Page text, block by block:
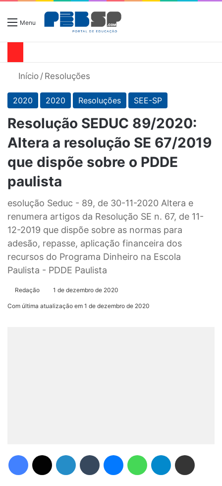
Menu
Início / Resoluções
2020 2020 Resoluções SEE-SP
Resolução SEDUC 89/2020:
Altera a resolução SE 67/2019
que dispõe sobre o PDDE
paulista
esolução Seduc - 89, de 30-11-2020 Altera e
renumera artigos da Resolução SE n. 67, de 11-
12-2019 que dispõe sobre as normas para
adesão, repasse, aplicação financeira dos
recursos do Programa Dinheiro na Escola
Paulista - PDDE Paulista
Redação 1 de dezembro de 2020
Com última atualização em 1 de dezembro de 2020